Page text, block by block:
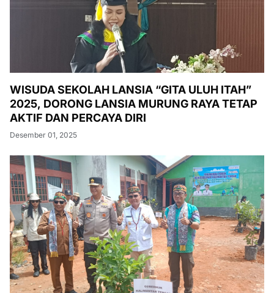
WISUDA SEKOLAH LANSIA “GITA ULUH ITAH”
2025, DORONG LANSIA MURUNG RAYA TETAP
AKTIF DAN PERCAYA DIRI
Desember 01, 2025